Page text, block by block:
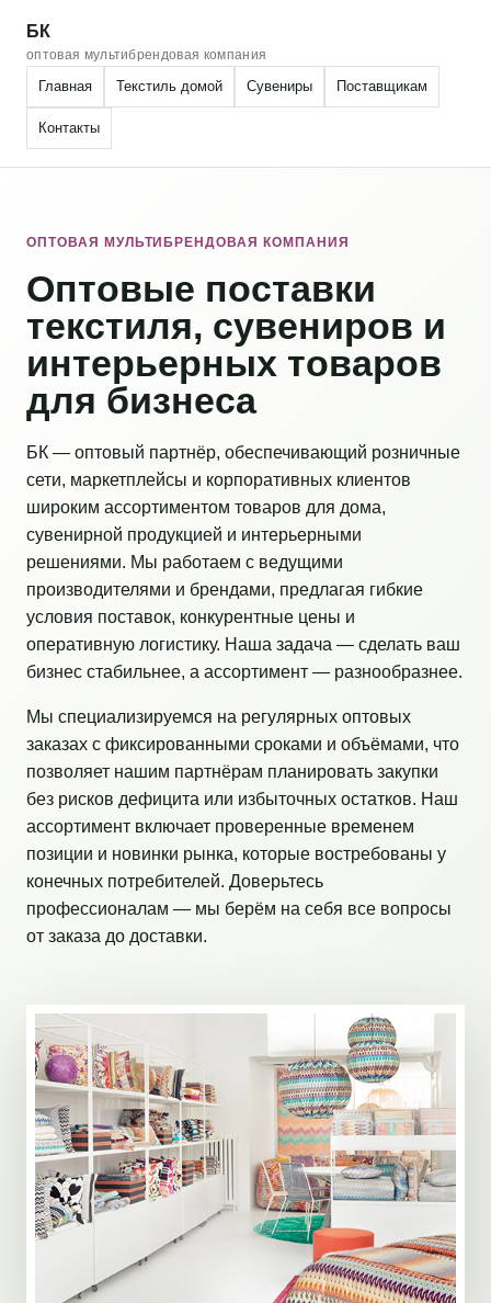
БК
оптовая мультибрендовая компания
Главная Текстиль домой Сувениры Поставщикам
Контакты
ОПТОВАЯ МУЛЬТИБРЕНДОВАЯ КОМПАНИЯ
Оптовые поставки
текстиля, сувениров и
интерьерных товаров
для бизнеса
БК — оптовый партнёр, обеспечивающий розничные
сети, маркетплейсы и корпоративных клиентов
широким ассортиментом товаров для дома,
сувенирной продукцией и интерьерными
решениями. Мы работаем с ведущими
производителями и брендами, предлагая гибкие
условия поставок, конкурентные цены и
оперативную логистику. Наша задача — сделать ваш
бизнес стабильнее, а ассортимент — разнообразнее.
Мы специализируемся на регулярных оптовых
заказах с фиксированными сроками и объёмами, что
позволяет нашим партнёрам планировать закупки
без рисков дефицита или избыточных остатков. Наш
ассортимент включает проверенные временем
позиции и новинки рынка, которые востребованы у
конечных потребителей. Доверьтесь
профессионалам — мы берём на себя все вопросы
от заказа до доставки.